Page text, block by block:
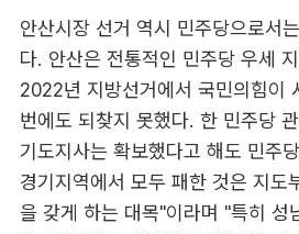
안산시장 선거 역시 민주당으로서
다. 안산은 전통적인 민주당 우세
2022년 지방선거에서 국민의힘이
번에도 되찾지 못했다. 한 민주당
기도지사는 확보했다고 해도 민주
경기지역에서 모두 패한 것은 지도
을 갖게 하는 대목"이라며 "특히 성